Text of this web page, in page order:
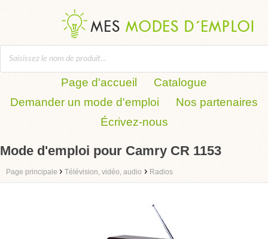
Page d'accueil
Catalogue
Demander un mode d'emploi
Nos partenaires
Écrivez-nous
Mode d'emploi pour Camry CR 1153
Page principale › Télévision, vidéo, audio › Radios